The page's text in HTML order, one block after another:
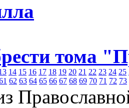
тома
14 15 16 17 18 19 20 21 22 23 24 25
62 63 64 65 66 67 68 69 70 71 72 73